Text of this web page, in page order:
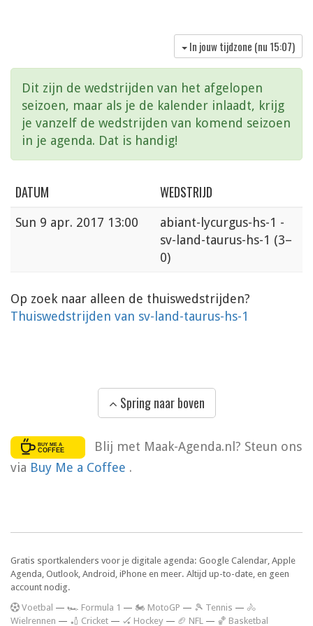
In jouw tijdzone (nu 15:07)
Dit zijn de wedstrijden van het afgelopen
seizoen, maar als je de kalender inlaadt, krijg
je vanzelf de wedstrijden van komend seizoen
in je agenda. Dat is handig!
DATUM WEDSTRIJD
Sun 9 apr. 2017 13:00
abiant-lycurgus-hs-1 -
sv-land-taurus-hs-1 (3–
0)
Op zoek naar alleen de thuiswedstrijden?
Thuiswedstrijden van sv-land-taurus-hs-1
Spring naar boven
Blij met Maak-Agenda.nl? Steun ons
via Buy Me a Coffee .
Gratis sportkalenders voor je digitale agenda: Google Calendar, Apple
Agenda, Outlook, Android, iPhone en meer. Altijd up-to-date, en geen
account nodig.
Voetbal — 🏎️ Formula 1 — 🏍 MotoGP — 🎾 Tennis — 🚴
Wielrennen — 🏏 Cricket — 🏑 Hockey — 🏈 NFL — 🏀 Basketbal